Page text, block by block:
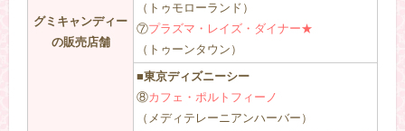
グミキャンディー
の販売店舗
（トゥモローランド）
⑦プラズマ・レイズ・ダイナー★
（トゥーンタウン）
■東京ディズニーシー
⑧カフェ・ポルトフィーノ
（メディテレーニアンハーバー）